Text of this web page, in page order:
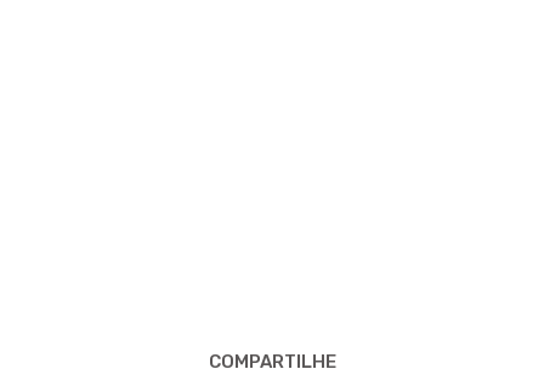
COMPARTILHE